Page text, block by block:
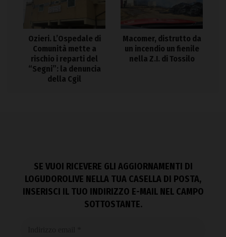
Ozieri. L’Ospedale di
Comunità mette a
rischio i reparti del
“Segni”: la denuncia
della Cgil
Macomer, distrutto da
un incendio un fienile
nella Z.I. di Tossilo
SE VUOI RICEVERE GLI AGGIORNAMENTI DI
LOGUDOROLIVE NELLA TUA CASELLA DI POSTA,
INSERISCI IL TUO INDIRIZZO E-MAIL NEL CAMPO
SOTTOSTANTE.